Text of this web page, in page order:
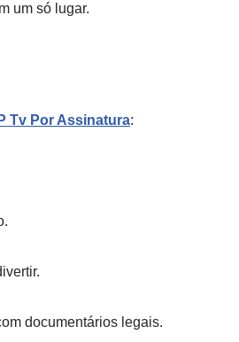
um só lugar.
Tv Por Assinatura:
documentários legais.